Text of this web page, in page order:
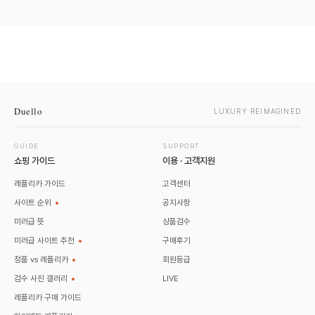
Duello LUXURY REIMAGINED
GUIDE
쇼핑 가이드
레플리카 가이드
사이트 순위
미러급 뜻
미러급 사이트 추천
정품 vs 레플리카
검수 사진 갤러리
레플리카 구매 가이드
SUPPORT
이용 · 고객지원
고객센터
공지사항
상품검수
구매후기
회원등급
LIVE